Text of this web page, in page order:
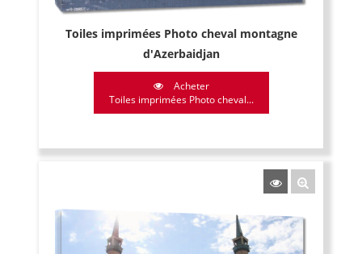
Toiles imprimées Photo cheval montagne
d'Azerbaidjan
Acheter
Toiles imprimées Photo cheval...